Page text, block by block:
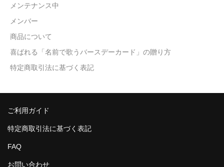
メンテナンス中
メンバー
商品について
喜ばれる「名前で歌うバースデーカード」の贈り方
特定商取引法に基づく表記
ご利用ガイド
特定商取引法に基づく表記
FAQ
お問い合わせ